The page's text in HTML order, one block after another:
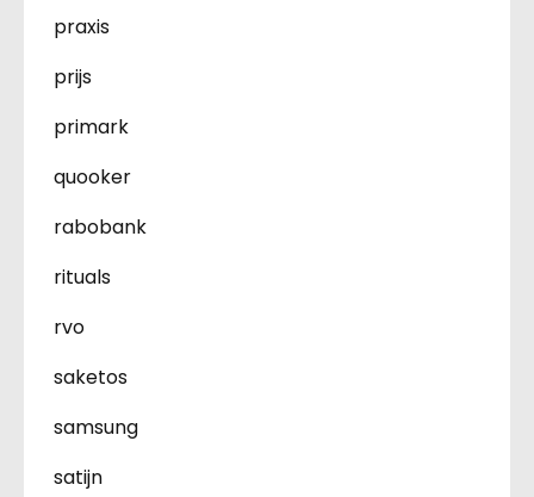
praxis
prijs
primark
quooker
rabobank
rituals
rvo
saketos
samsung
satijn